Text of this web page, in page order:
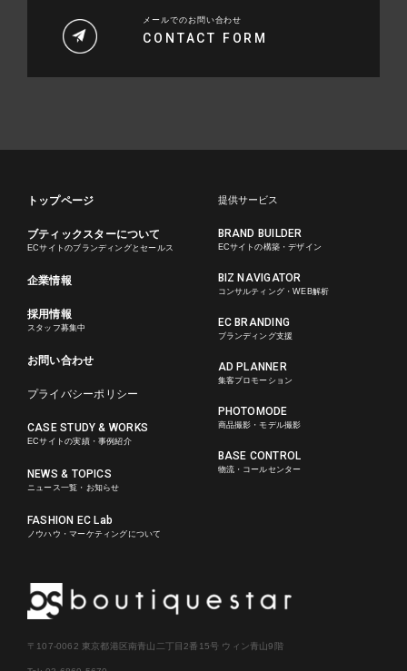
メールでのお問い合わせ
CONTACT FORM
トップページ
ブティックスターについて
ECサイトのブランディングとセールス
企業情報
採用情報
スタッフ募集中
お問い合わせ
プライバシーポリシー
CASE STUDY & WORKS
ECサイトの実績・事例紹介
NEWS & TOPICS
ニュース一覧・お知らせ
FASHION EC Lab
ノウハウ・マーケティングについて
提供サービス
BRAND BUILDER
ECサイトの構築・デザイン
BIZ NAVIGATOR
コンサルティング・WEB解析
EC BRANDING
ブランディング支援
AD PLANNER
集客プロモーション
PHOTOMODE
商品撮影・モデル撮影
BASE CONTROL
物流・コールセンター
〒107-0062 東京都港区南青山二丁目2番15号 ウィン青山9階